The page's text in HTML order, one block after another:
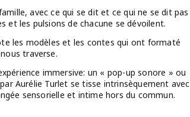
avec ce qui se dit et ce qui ne se dit pas
et les pulsions de chacune se dévoilent.
les modèles et les contes qui ont formaté
traverse.
immersive: un « pop-up sonore » ou
Aurélie Turlet se tisse intrinsèquement avec
sensorielle et intime hors du commun.